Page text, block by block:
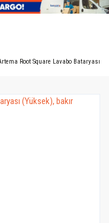
Root Square Lavabo Bataryası